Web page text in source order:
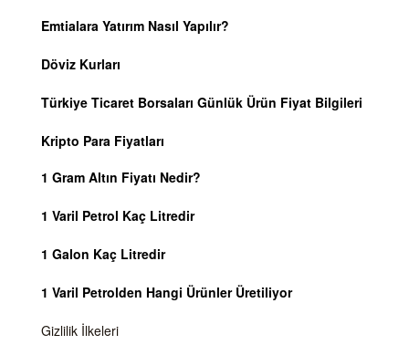
Emtialara Yatırım Nasıl Yapılır?
Döviz Kurları
Türkiye Ticaret Borsaları Günlük Ürün Fiyat Bilgileri
Kripto Para Fiyatları
1 Gram Altın Fiyatı Nedir?
1 Varil Petrol Kaç Litredir
1 Galon Kaç Litredir
1 Varil Petrolden Hangi Ürünler Üretiliyor
Gizlilik İlkeleri